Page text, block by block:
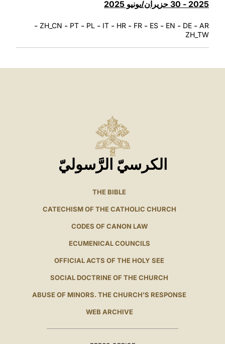
2025 - 30 حزيران/يونيو 2025
AR
-
DE
-
EN
-
ES
-
FR
-
HR
-
IT
-
PL
-
PT
-
ZH_CN
-
ZH_TW
الكرسيّ الرَّسوليّ
THE BIBLE
CATECHISM OF THE CATHOLIC CHURCH
CODES OF CANON LAW
ECUMENICAL COUNCILS
OFFICIAL ACTS OF THE HOLY SEE
SOCIAL DOCTRINE OF THE CHURCH
ABUSE OF MINORS. THE CHURCH'S RESPONSE
WEB ARCHIVE